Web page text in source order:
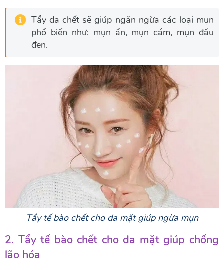
Tẩy da chết sẽ giúp ngăn ngừa các loại mụn
phổ biến như: mụn ẩn, mụn cám, mụn đầu
đen.
Tẩy tế bào chết cho da mặt giúp ngừa mụn
2. Tẩy tế bào chết cho da mặt giúp chống
lão hóa